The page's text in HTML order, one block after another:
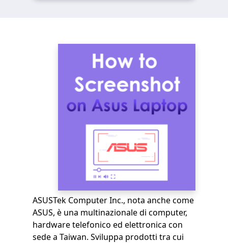
ASUSTek Computer Inc., nota anche come
ASUS, è una multinazionale di computer,
hardware telefonico ed elettronica con
sede a Taiwan. Sviluppa prodotti tra cui